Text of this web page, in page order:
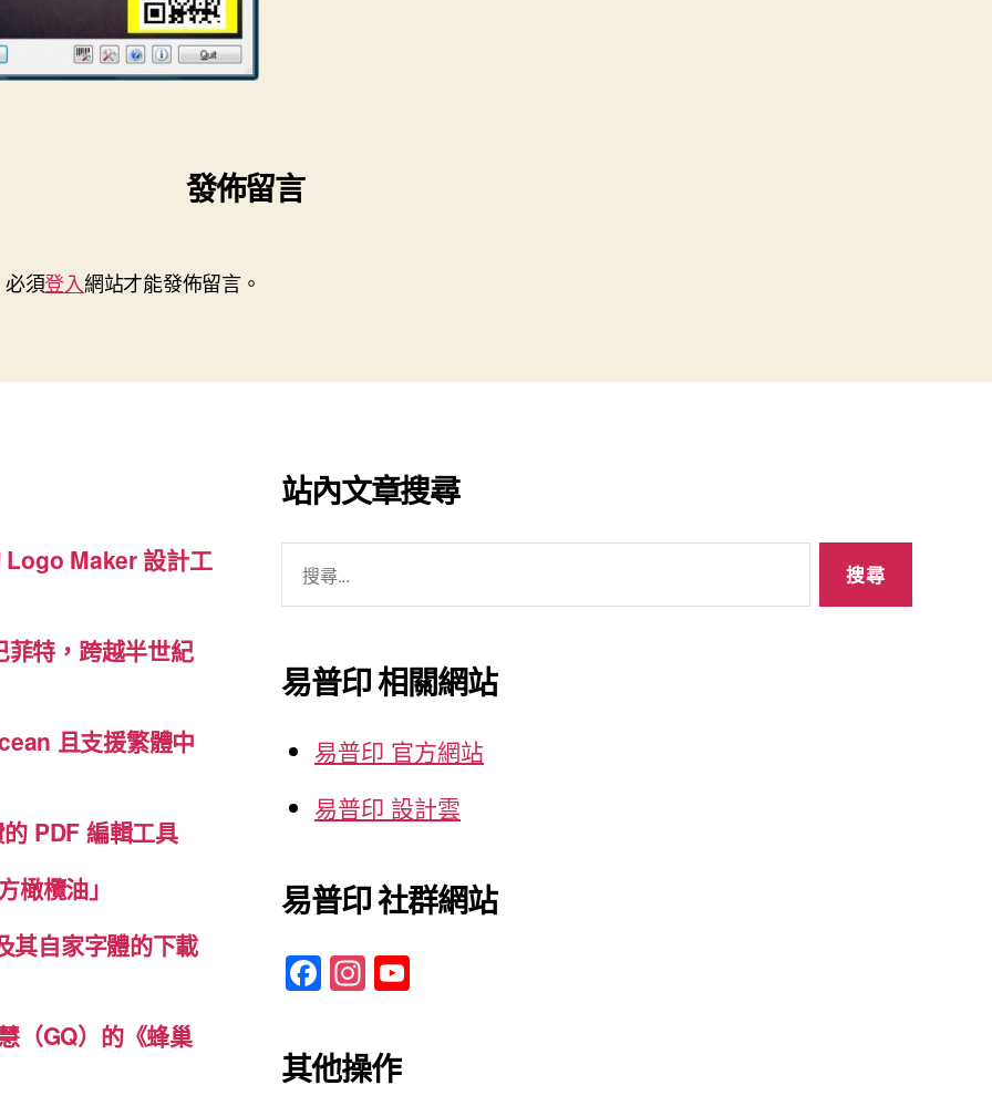
發佈留言
須登入網站才能發佈留言。
Maker 設計工
菲特，跨越半世紀
且支援繁體中
PDF 編輯工具
橄欖油」
其自家字體的下載
（GQ）的《蜂巢
站內文章搜尋
鍵
字:
易普印 相關網站
易普印 官方網站
易普印 設計雲
易普印 社群網站
F
a
c
e
In
st
a
gr
其他操作